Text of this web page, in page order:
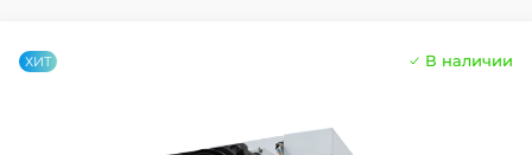
ХИТ В наличии